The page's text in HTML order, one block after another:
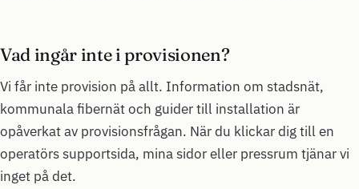
Vad ingår inte i provisionen?
Vi får inte provision på allt. Information om stadsnät,
kommunala fibernät och guider till installation är
opåverkat av provisionsfrågan. När du klickar dig till en
operatörs supportsida, mina sidor eller pressrum tjänar vi
inget på det.